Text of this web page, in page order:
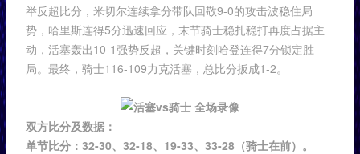
举反超比分，米切尔连续拿分带队回敬9-0的攻击波稳住局
势，哈里斯连得5分迅速回应，末节骑士稳扎稳打再度占据主
动，活塞轰出10-1强势反超，关键时刻哈登连得7分锁定胜
局。最终，骑士116-109力克活塞，总比分扳成1-2。
双方比分及数据：
单节比分：32-30、32-18、19-33、33-28（骑士在前）。